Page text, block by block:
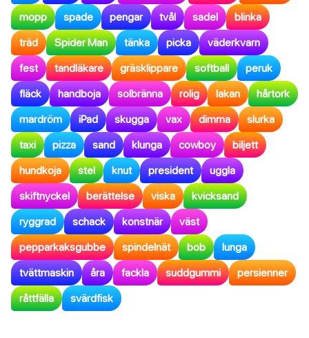
mopp spade pengar tvål sadel blinka
träd Spider Man tänka picka väderkvarn
fest tandläkare gräsklippare softball peruk
fläck handboja solbränna rolig lakan hårtork
mardröm iPad skugga vax dimma slurka
taxi pizza sand klunga cowboy biljett
hundkoja stel knut president uggla
skiftnyckel berättelse viska kvicksand
ryggrad schack konstnär väst
pepparkaksgubbe spindelnät bob lunga
tvättmaskin åra fackla suddgummi persienner
råttfälla svärdfisk